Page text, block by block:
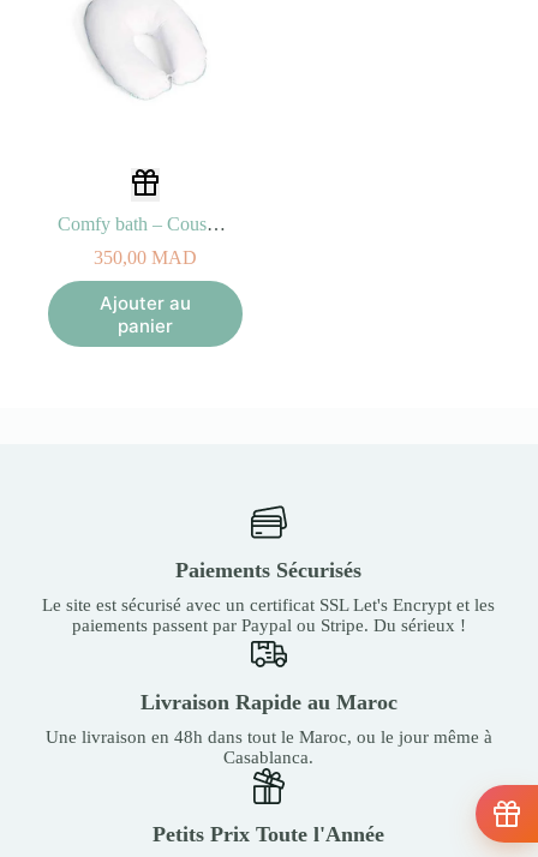
Comfy bath – Coussin de bain évolutif
350,00 MAD
Ajouter au
panier
Paiements Sécurisés
Le site est sécurisé avec un certificat SSL Let's Encrypt et les
paiements passent par Paypal ou Stripe. Du sérieux !
Livraison Rapide au Maroc
Une livraison en 48h dans tout le Maroc, ou le jour même à
Casablanca.
Petits Prix Toute l'Année